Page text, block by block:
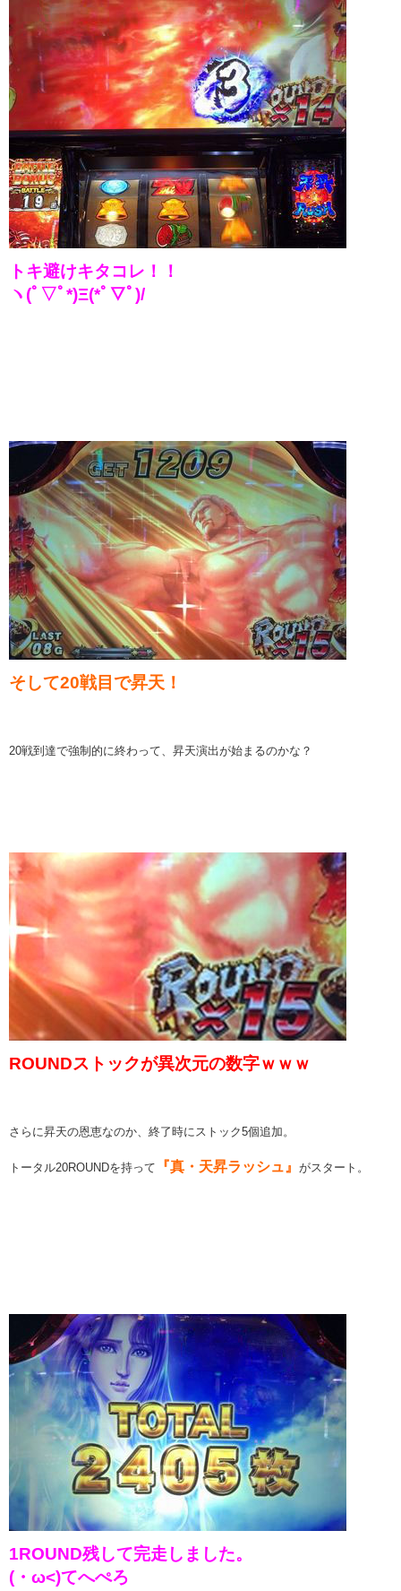
トキ避けキタコレ！！
ヽ(ﾟ▽ﾟ*)Ξ(*ﾟ▽ﾟ)/
そして20戦目で昇天！
20戦到達で強制的に終わって、昇天演出が始まるのかな？
ROUNDストックが異次元の数字ｗｗｗ
さらに昇天の恩恵なのか、終了時にストック5個追加。
トータル20ROUNDを持って 『真・天昇ラッシュ』 がスタート。
1ROUND残して完走しました。
(・ω<)てへぺろ